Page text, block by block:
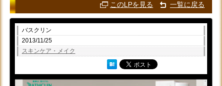
このLPを見る 一覧に戻る
バスクリン
2013/11/25
スキンケア・メイク